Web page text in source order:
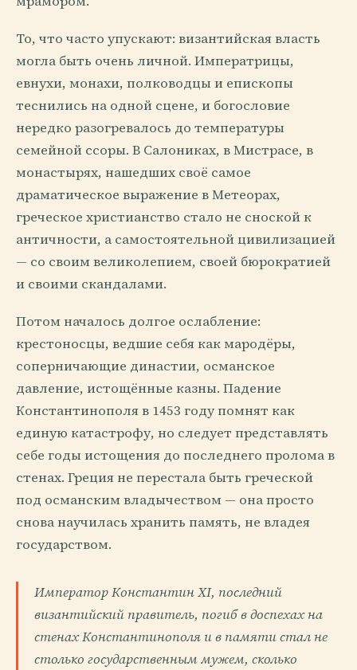
То, что часто упускают: византийская власть
могла быть очень личной. Императрицы,
евнухи, монахи, полководцы и епископы
теснились на одной сцене, и богословие
нередко разогревалось до температуры
семейной ссоры. В Салониках, в Мистрасе, в
монастырях, нашедших своё самое
драматическое выражение в Метеорах,
греческое христианство стало не сноской к
античности, а самостоятельной цивилизацией
— со своим великолепием, своей бюрократией
и своими скандалами.
Потом началось долгое ослабление:
крестоносцы, ведшие себя как мародёры,
соперничающие династии, османское
давление, истощённые казны. Падение
Константинополя в 1453 году помнят как
единую катастрофу, но следует представлять
себе годы истощения до последнего пролома в
стенах. Греция не перестала быть греческой
под османским владычеством — она просто
снова научилась хранить память, не владея
государством.
Император Константин XI, последний
византийский правитель, погиб в доспехах на
стенах Константинополя и в памяти стал не
столько государственным мужем, сколько